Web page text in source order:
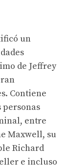
un
de Jeffrey
Contiene
entre
Maxwell, su
Richard
e incluso